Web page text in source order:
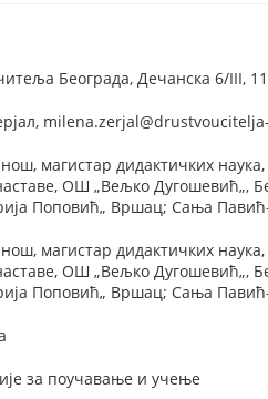
Београда, Дечанска 6/III,
магистар дидактичких
ОШ „Вељко Дугошевић„,
Поповић„ Вршац; Сања
магистар дидактичких
ОШ „Вељко Дугошевић„,
Поповић„ Вршац; Сања
за поучавање и учење